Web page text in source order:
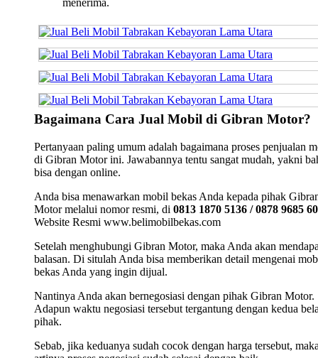
menerima.
Bagaimana Cara Jual Mobil di Gibran Motor?
Pertanyaan paling umum adalah bagaimana proses penjualan
di Gibran Motor ini. Jawabannya tentu sangat mudah, yakni
bisa dengan online.
Anda bisa menawarkan mobil bekas Anda kepada pihak
Motor melalui nomor resmi, di 0813 1870 5136 / 0878 9685
Website Resmi www.belimobilbekas.com
Setelah menghubungi Gibran Motor, maka Anda akan
balasan. Di situlah Anda bisa memberikan detail mengenai
bekas Anda yang ingin dijual.
Nantinya Anda akan bernegosiasi dengan pihak Gibran Motor.
Adapun waktu negosiasi tersebut tergantung dengan kedua
pihak.
Sebab, jika keduanya sudah cocok dengan harga tersebut,